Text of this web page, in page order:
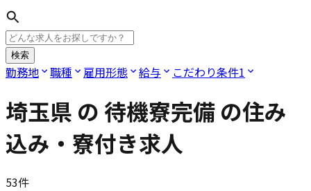
検索
勤務地 職種 雇用形態 給与 こだわり条件1
埼玉県 の 待機寮完備の住み
込み・寮付き求人
53件